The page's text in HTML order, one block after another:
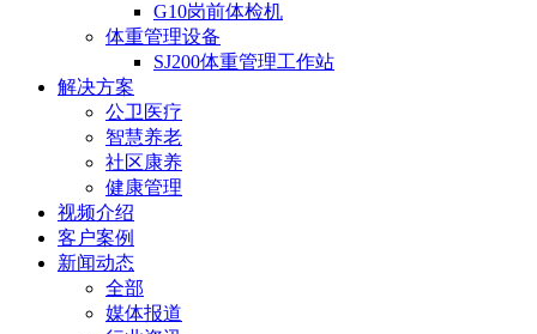
G10岗前体检机
体重管理设备
SJ200体重管理工作站
解决方案
公卫医疗
智慧养老
社区康养
健康管理
视频介绍
客户案例
新闻动态
全部
媒体报道